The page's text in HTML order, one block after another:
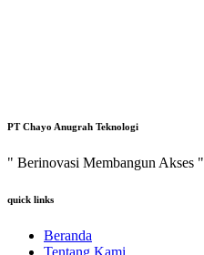
PT Chayo Anugrah Teknologi
" Berinovasi Membangun Akses "
quick links
Beranda